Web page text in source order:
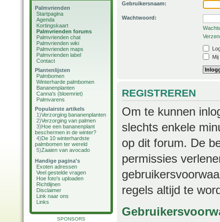
Palmvrienden
Startpagina
Agenda
Kortingskaart
Palmvrienden forums
Palmvrienden chat
Palmvrienden wiki
Palmvrienden maps
Palmvrienden label
Contact
Plantenlijsten
Palmbomen
Winterharde palmbomen
Bananenplanten
Canna's (bloemriet)
Palmvarens
Populairste artikels
1)Verzorging bananenplanten
2)Verzorging van palmen
3)Hoe een bananenplant
beschermen in de winter?
4)De 10 winterhardste
palmbomen ter wereld
5)Zaaien van avocado
Handige pagina's
Exoten adressen
Veel gestelde vragen
Hoe foto's uploaden
Richtlijnen
Disclaimer
Link naar ons
Links
SPONSORS
Gebruikersnaam:
Wachtwoord:
REGISTREREN
Om te kunnen
slechts enkele
op dit forum. De
permissies
regels altijd te